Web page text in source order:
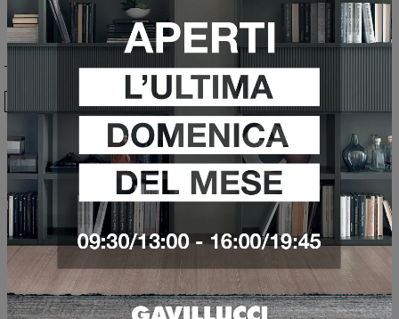
Sfoglia i cataloghi
Ho preso visione della Privacy Policy
Invia